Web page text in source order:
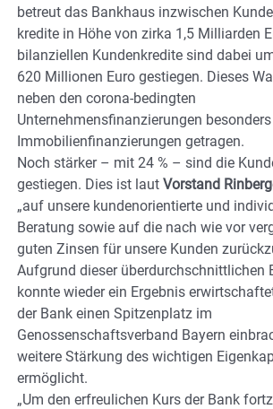
betreut das Bankhaus inzwischen
kredite in Höhe von zirka 1,5 Milliarden
bilanziellen Kundenkredite sind dabei
620 Millionen Euro gestiegen. Dieses
neben den corona-bedingten
Unternehmensfinanzierungen
Immobilienfinanzierungen getragen.
Noch stärker – mit 24 % – sind die
gestiegen. Dies ist laut Vorstand
„auf unsere kundenorientierte und
Beratung sowie auf die nach wie vor
guten Zinsen für unsere Kunden
Aufgrund dieser überdurchschnittlichen
konnte wieder ein Ergebnis
der Bank einen Spitzenplatz im
Genossenschaftsverband Bayern
weitere Stärkung des wichtigen
ermöglicht.
„Um den erfreulichen Kurs der Bank